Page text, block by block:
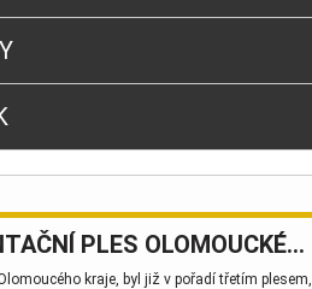
X. REPREZENTAČNÍ PLES OLOMOUCKÉHO KRAJE
kraje, byl již v pořadí třetím plesem,